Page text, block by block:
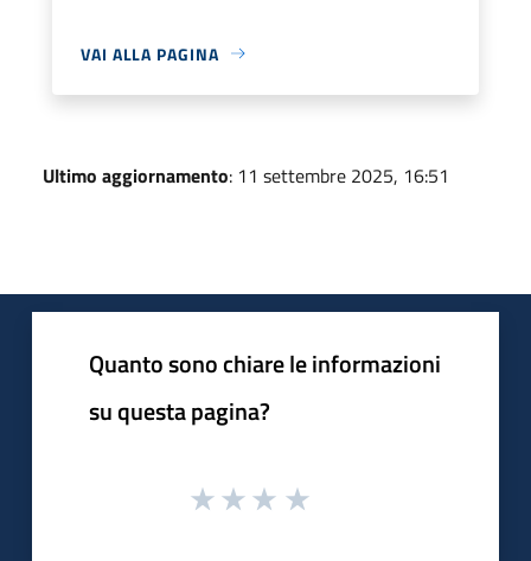
VAI ALLA PAGINA
Ultimo aggiornamento: 11 settembre 2025, 16:51
Quanto sono chiare le informazioni
su questa pagina?